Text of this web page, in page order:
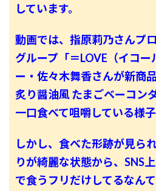
しています。
動画では、指原莉乃さんプ
グループ「＝LOVE（イコ
ー・佐々木舞香さんが新商
炙り醤油風 たまごベーコン
一口食べて咀嚼している様
しかし、食べた形跡が見ら
りが綺麗な状態から、SNS
で食うフリだけしてるなん